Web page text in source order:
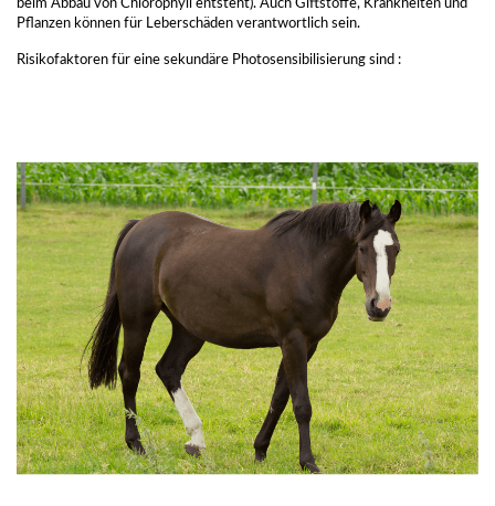
beim Abbau von Chlorophyll entsteht). Auch Giftstoffe, Krankheiten und
Pflanzen können für Leberschäden verantwortlich sein.
Risikofaktoren für eine sekundäre Photosensibilisierung sind :